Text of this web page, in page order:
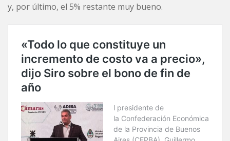
y, por último, el 5% restante muy bueno.